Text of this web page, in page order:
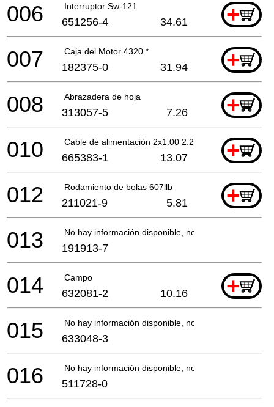
Interruptor Sw-121 +
006 651256-4 34.61
Caja del Motor 4320 * +
007 182375-0 31.94
Abrazadera de hoja +
008 313057-5 7.26
Cable de alimentación 2x1.00 2.2mtr +
010 665383-1 13.07
Rodamiento de bolas 607llb +
012 211021-9 5.81
No hay información disponible, no se puede pedir
013 191913-7
Campo +
014 632081-2 10.16
No hay información disponible, no se puede pedir
015 633048-3
No hay información disponible, no se puede pedir
016 511728-0